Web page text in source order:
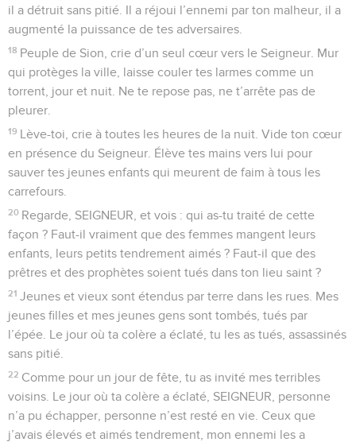
il a détruit sans pitié. Il a réjoui l’ennemi par ton malheur, il a
augmenté la puissance de tes adversaires.
18 Peuple de Sion, crie d’un seul cœur vers le Seigneur. Mur
qui protèges la ville, laisse couler tes larmes comme un
torrent, jour et nuit. Ne te repose pas, ne t’arrête pas de
pleurer.
19 Lève-toi, crie à toutes les heures de la nuit. Vide ton cœur
en présence du Seigneur. Élève tes mains vers lui pour
sauver tes jeunes enfants qui meurent de faim à tous les
carrefours.
20 Regarde, SEIGNEUR, et vois : qui as-tu traité de cette
façon ? Faut-il vraiment que des femmes mangent leurs
enfants, leurs petits tendrement aimés ? Faut-il que des
prêtres et des prophètes soient tués dans ton lieu saint ?
21 Jeunes et vieux sont étendus par terre dans les rues. Mes
jeunes filles et mes jeunes gens sont tombés, tués par
l’épée. Le jour où ta colère a éclaté, tu les as tués, assassinés
sans pitié.
22 Comme pour un jour de fête, tu as invité mes terribles
voisins. Le jour où ta colère a éclaté, SEIGNEUR, personne
n’a pu échapper, personne n’est resté en vie. Ceux que
j’avais élevés et aimés tendrement, mon ennemi les a